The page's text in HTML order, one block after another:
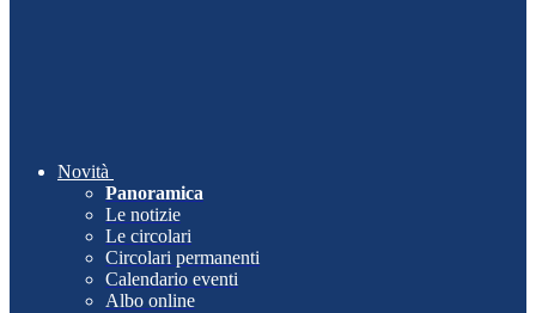
Novità
Panoramica
Le notizie
Le circolari
Circolari permanenti
Calendario eventi
Albo online